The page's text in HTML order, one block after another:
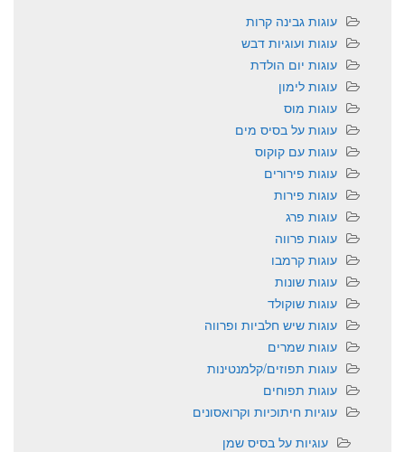
עוגות גבינה קרות
עוגות ועוגיות דבש
עוגות יום הולדת
עוגות לימון
עוגות מוס
עוגות על בסיס מים
עוגות עם קוקוס
עוגות פירורים
עוגות פירות
עוגות פרג
עוגות פרווה
עוגות קרמבו
עוגות שונות
עוגות שוקולד
עוגות שיש חלביות ופרווה
עוגות שמרים
עוגות תפוזים/קלמנטינות
עוגות תפוחים
עוגיות חיתוכיות וקרואסונים
עוגיות על בסיס שמן